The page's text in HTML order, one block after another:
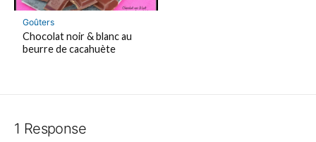
Goûters
Chocolat noir & blanc au
beurre de cacahuète
1 Response